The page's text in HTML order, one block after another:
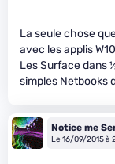
La seule chose
avec les applis
Les Surface dans1⁄
simples Netbooks
Notice me
Le 16/09/2015 à